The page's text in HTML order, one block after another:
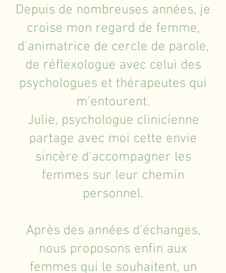
Depuis de nombreuses années, je
croise mon regard de femme,
d'animatrice de cercle de parole,
de réflexologue avec celui des
psychologues et thérapeutes qui
m'entourent.
Julie, psychologue clinicienne
partage avec moi cette envie
sincère d'accompagner les
femmes sur leur chemin
personnel.
Après des années d'échanges,
nous proposons enfin aux
femmes qui le souhaitent, un